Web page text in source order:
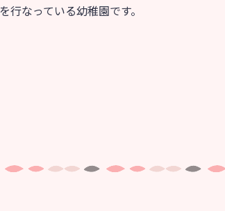
なっている幼稚園です。